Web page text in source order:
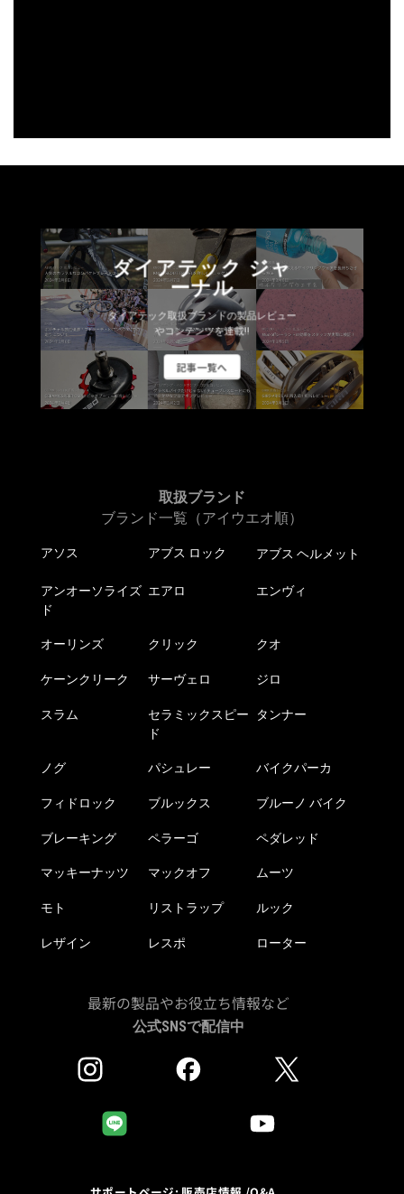
ダイアテック ジャ
ーナル
ダイアテック取扱ブランドの製品レビュー
やコンテンツを連載!!
記事一覧へ
取扱ブランド
ブランド一覧（アイウエオ順）
アソス アブス ロック アブス ヘルメット
アンオーソライズ
ド
エアロ エンヴィ
オーリンズ クリック クオ
ケーンクリーク サーヴェロ ジロ
スラム
セラミックスピー
ド
タンナー
ノグ パシュレー バイクパーカ
フィドロック ブルックス ブルーノ バイク
ブレーキング ペラーゴ ペダレッド
マッキーナッツ マックオフ ムーツ
モト リストラップ ルック
レザイン レスポ ローター
最新の製品やお役立ち情報など
公式SNSで配信中